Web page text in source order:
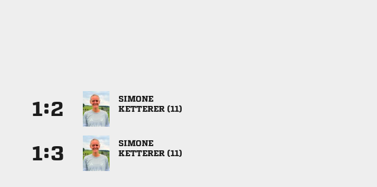
:

 
:

 